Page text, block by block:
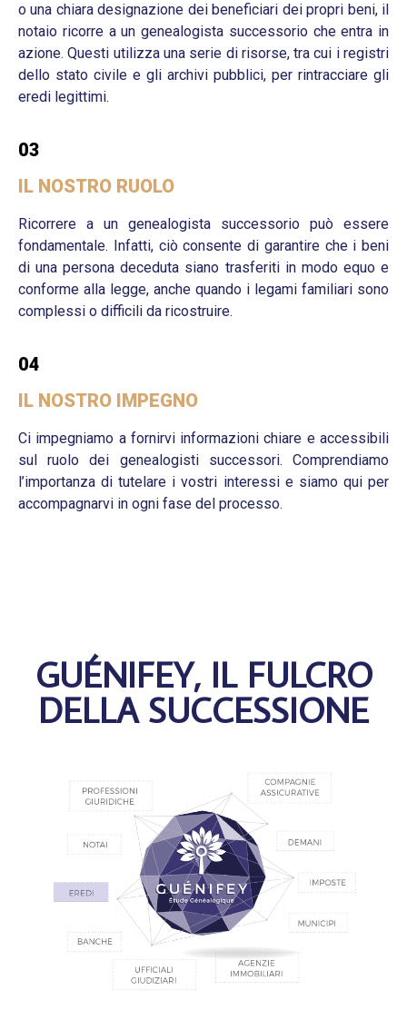
o una chiara designazione dei beneficiari dei propri beni, il
notaio ricorre a un genealogista successorio che entra in
azione. Questi utilizza una serie di risorse, tra cui i registri
dello stato civile e gli archivi pubblici, per rintracciare gli
eredi legittimi.
03
IL NOSTRO RUOLO
Ricorrere a un genealogista successorio può essere
fondamentale. Infatti, ciò consente di garantire che i beni
di una persona deceduta siano trasferiti in modo equo e
conforme alla legge, anche quando i legami familiari sono
complessi o difficili da ricostruire.
04
IL NOSTRO IMPEGNO
Ci impegniamo a fornirvi informazioni chiare e accessibili
sul ruolo dei genealogisti successori. Comprendiamo
l’importanza di tutelare i vostri interessi e siamo qui per
accompagnarvi in ogni fase del processo.
GUÉNIFEY, IL FULCRO
DELLA SUCCESSIONE